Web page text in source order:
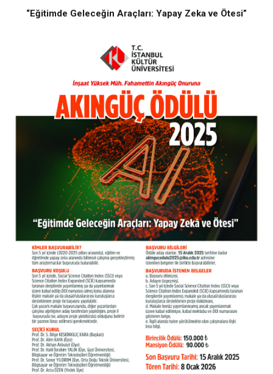
“Eğitimde Geleceğin Araçları: Yapay Zeka ve Ötesi”